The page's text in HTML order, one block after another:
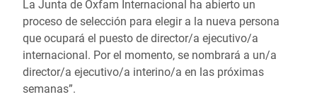
La Junta de Oxfam Internacional ha abierto un
proceso de selección para elegir a la nueva persona
que ocupará el puesto de director/a ejecutivo/a
internacional. Por el momento, se nombrará a un/a
director/a ejecutivo/a interino/a en las próximas
semanas”.